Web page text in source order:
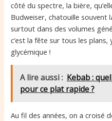
côté du spectre, la bière,
Budweiser, chatouille souvent
surtout dans des volumes
c’est la fête sur tous les
glycémique !
A lire aussi : Kebab :
pour ce plat rapide ?
Au fil des années, on a croisé